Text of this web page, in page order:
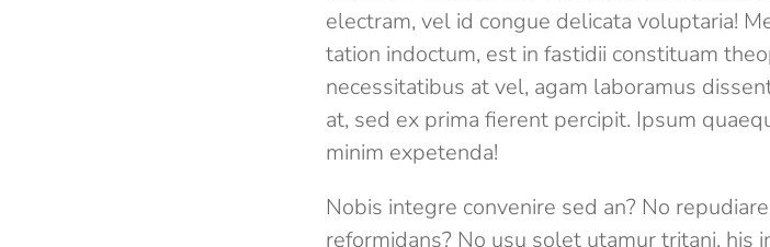
electram, vel id congue delicata voluptaria!
tation indoctum, est in fastidii constituam
necessitatibus at vel, agam laboramus
at, sed ex prima fierent percipit. Ipsum
minim expetenda!
Nobis integre convenire sed an? No
reformidans? No usu solet utamur tritani, his